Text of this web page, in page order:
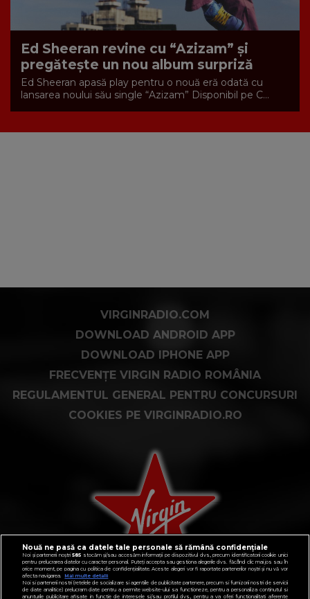
Ed Sheeran revine cu “Azizam” și
pregătește un nou album surpriză
Ed Sheeran apasă play pentru o nouă eră odată cu
lansarea noului său single “Azizam” Disponibil pe C...
VIRGINRADIO.COM
DOWNLOAD ANDROID APP
DOWNLOAD IPHONE APP
FRECVENȚE VIRGIN RADIO ROMÂNIA
REGULAMENTUL GENERAL PENTRU CONCURSURI
COOKIES PE VIRGINRADIO.RO
Nouă ne pasă ca datele tale personale să rămână confidențiale
Noi și partenerii noștri585 stocăm și/sau accesăm informații pe dispozitivul dvs., precum identificatorii cookie unici
pentru prelucrarea datelor cu caracter personal. Puteți accepta sau gestiona alegerile dvs. făcând clic mai jos sau în
orice moment, pe pagina cu politica de confidențialitate. Aceste alegeri vor fi raportate partenerilor noștri și nu vă vor
afecta navigarea.
Mai multe detalii
Noi si partenerii nostri (retelele de socializare si agentiile de publicitate partenere, precum si furnizorii nostri de servicii
de date analitice) prelucram date pentru a permite website-ului sa functioneze, pentru a personaliza continutul si
anunturile publicitare afisate in functie de interesele si/sau profilul dvs., pentru a va oferi functionalitati aferente